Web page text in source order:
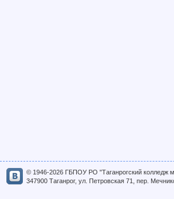
© 1946-2026 ГБПОУ РО "Таганрогский колледж
347900 Таганрог, ул. Петровская 71, пер.